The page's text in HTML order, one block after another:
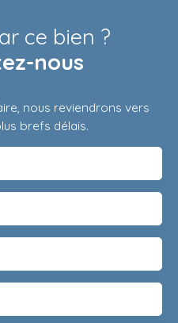
ce bien ?
nous
nous reviendrons vers
brefs délais.